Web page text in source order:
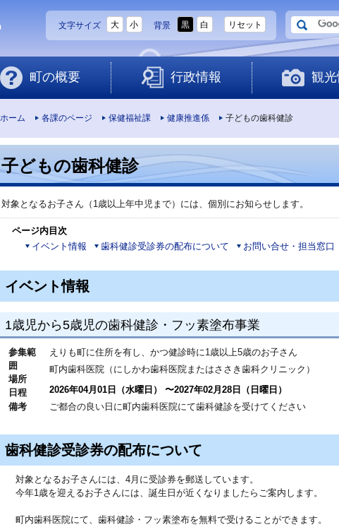
文字サイズ 大 小 背景 黒 白 リセット
町の概要 行政情報 観
ホーム 各課のページ 保健福祉課 健康推進係 子どもの歯科健診
子どもの歯科健診
対象となるお子さん（1歳以上年中児まで）には、個別にお知らせします。
ページ内目次
イベント情報
歯科健診受診券の配布について お問い合せ・担当窓口
イベント情報
1歳児から5歳児の歯科健診・フッ素塗布事業
参集範
囲
えりも町に住所を有し、かつ健診時に1歳以上5歳のお子さん
場所
町内歯科医院（にしかわ歯科医院またはささき歯科クリニック）
日程 2026年04月01日（水曜日） 〜2027年02月28日（日曜日）
備考
ご都合の良い日に町内歯科医院にて歯科健診を受けてください
歯科健診受診券の配布について
対象となるお子さんには、4月に受診券を郵送しています。
今年1歳を迎えるお子さんには、誕生日が近くなりましたらご案内します。
町内歯科医院にて、歯科健診・フッ素塗布を無料で受けることができます。